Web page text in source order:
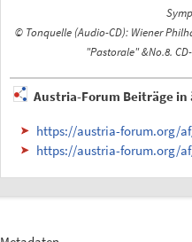
© Tonquelle (Audio-CD): Wiener
"Pastorale" &No.8.
Austria-Forum Beiträge
https://austria-forum.org/
https://austria-forum.org/